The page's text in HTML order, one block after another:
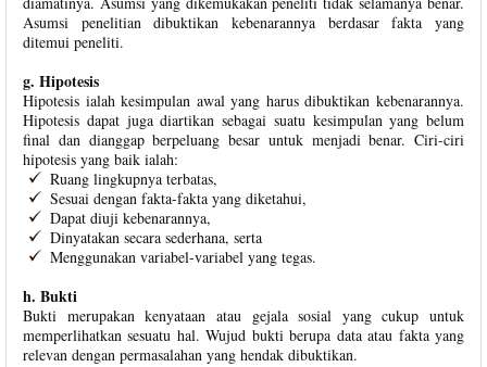
Asumsi penelitian dibuktikan kebenarannya berdasar fakta yang
ditemui peneliti.
g. Hipotesis
Hipotesis ialah kesimpulan awal yang harus dibuktikan kebenarannya.
Hipotesis dapat juga diartikan sebagai suatu kesimpulan yang belum
final dan dianggap berpeluang besar untuk menjadi benar. Ciri-ciri
hipotesis yang baik ialah:
Ruang lingkupnya terbatas,
Sesuai dengan fakta-fakta yang diketahui,
Dapat diuji kebenarannya,
Dinyatakan secara sederhana, serta
Menggunakan variabel-variabel yang tegas.
h. Bukti
Bukti merupakan kenyataan atau gejala sosial yang cukup untuk
memperlihatkan sesuatu hal. Wujud bukti berupa data atau fakta yang
relevan dengan permasalahan yang hendak dibuktikan.